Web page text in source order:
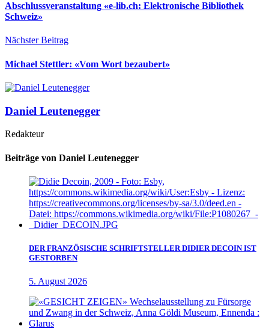
Abschlussveranstaltung «e-lib.ch: Elektronische Bibliothek
Schweiz»
Nächster Beitrag
Michael Stettler: «Vom Wort bezaubert»
Daniel Leutenegger
Redakteur
Beiträge von Daniel Leutenegger
DER FRANZÖSISCHE SCHRIFTSTELLER DIDIER DECOIN IST
GESTORBEN
5. August 2026